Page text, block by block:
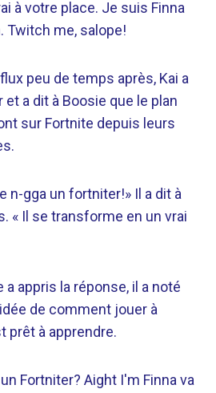
à votre place. Je suis Finna
Twitch me, salope!
peu de temps après, Kai a
a dit à Boosie que le plan
sur Fortnite depuis leurs
n-gga un fortniter!» Il a dit à
« Il se transforme en un vrai
appris la réponse, il a noté
de comment jouer à
prêt à apprendre.
Fortniter? Aight I'm Finna va